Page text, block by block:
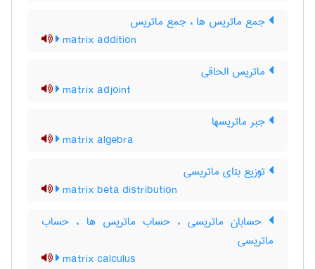
جمع ماتریس ها ، جمع ماتریس
matrix addition
ماتریس الحاقی
matrix adjoint
جبر ماتریسها
matrix algebra
توزیع بتای ماتریسی
matrix beta distribution
حسابان ماتریسی ، حساب ماتریس ها ، حساب
ماتریسی
matrix calculus